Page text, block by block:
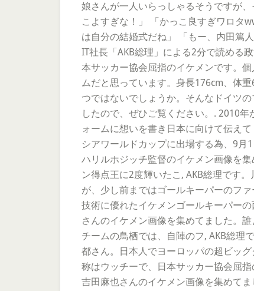
娘さんが一人いらっしゃるそうですが
こよすぎな！」 「かっこ良すぎワロタ
は自分の結婚式だね」 「もー、内田篤
IT社長「AKB総理」による2分で読める
本サッカー協会屈指のイケメンです。
ムだと思っています。身長176cm、体
つではないでしょうか。そんなドイツ
したので、ぜひご覧ください。. 2010
ォームに想いを書き日本に向けて伝え
シアワールドカップに出場する為、9月
ハリルホジッチ監督のイケメン画像を
ン得点王に2度輝いたこ, AKB総理です
が、少し前まではゴールキーパーのフ
技術に優れたイケメンゴールキーパー
さんのイケメン画像を集めてました。
チームの鳥栖では、自陣のフ, AKB総理
都さん。日本人でヨーロッパの超ビッ
称はウッチーで、日本サッカー協会屈
吉田麻也さんのイケメン画像を集めて